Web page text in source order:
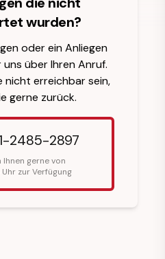
wurden?
oder ein Anliegen
über Ihren Anruf.
nicht erreichbar sein,
gerne zurück.
2485-2897
gerne von
Uhr zur Verfügung